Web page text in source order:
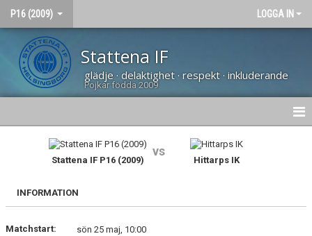
P16 (2009) LOGGA IN
Stattena IF
glädje · delaktighet · respekt · inkluderande
Pojkar födda 2009
BILDGALLERI
KONTAKT
Stattena IF P16 (2009)
vs
Hittarps IK
INFORMATION
Matchstart:
sön 25 maj, 10:00